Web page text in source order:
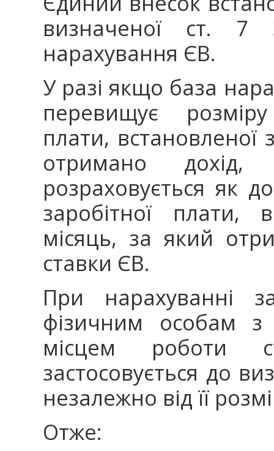
визначеної ст.
нарахування ЄВ.
У разі якщо база
перевищує
плати,
отримано
розраховується як
заробітної плати,
місяць, за який
ставки ЄВ.
При нарахуванні
фізичним особам
місцем роботи
застосовується до
незалежно від її
Отже: